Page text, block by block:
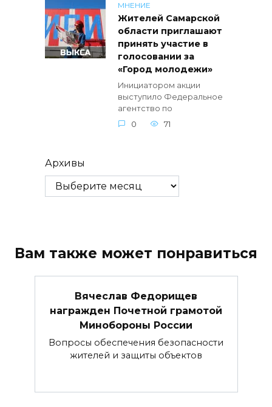
МНЕНИЕ
Жителей Самарской
области приглашают
принять участие в
голосовании за
«Город молодежи»
Инициатором акции
выступило Федеральное
агентство по
0
71
Архивы
Вам также может понравиться
Вячеслав Федорищев
награжден Почетной грамотой
Минобороны России
Вопросы обеспечения безопасности
жителей и защиты объектов